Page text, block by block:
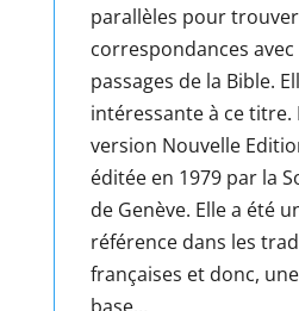
parallèles pour
correspondances avec
passages de la Bible.
intéressante à ce titre.
version Nouvelle
éditée en 1979 par la
de Genève. Elle a été
référence dans les
françaises et donc,